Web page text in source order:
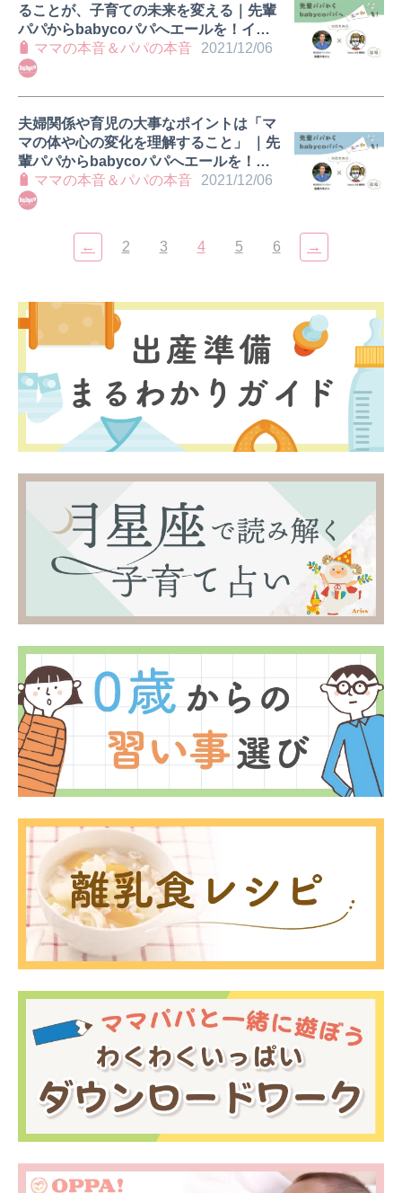
2021/12/06
ることが、子育ての未来を変える｜先輩
パパからbabycoパパへエールを！イン
タビュー①渡邊大地さん（後編）
ママの本音＆パパの本音
2021/12/06
夫婦関係や育児の大事なポイントは「マ
マの体や心の変化を理解すること」 ｜先
輩パパからbabycoパパへエールを！①
渡邊大地さん（前編）
ママの本音＆パパの本音
← 2 3 4 5 6 →